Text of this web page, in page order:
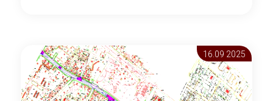
16.09 2025